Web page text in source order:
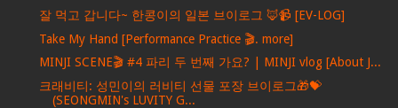
잘 먹고 갑니다~ 한콩이의 일본 브이로그 🦊📹 [EV-LOG]
Take My Hand [Performance Practice 🎬. more]
MINJI SCENE🎬 #4 파리 두 번째 가요? | MINJI vlog [About J...
크래비티: 성민이의 러비티 선물 포장 브이로그🎁💝
(SEONGMIN's LUVITY G...